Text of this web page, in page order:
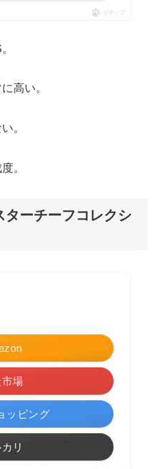
ポチップ
高い。
。
。
ーチーフコレクシ
場
ッピング
リ